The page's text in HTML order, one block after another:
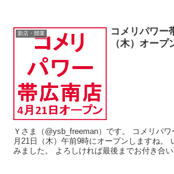
新店・開業
コメリパワー
（木）オープ
Ｙさま（@ysb_freeman）です。 コメリパワー帯広南店が 2016年4
月21日（木）午前9時にオープンしますね。 いろいろ情報を収集して